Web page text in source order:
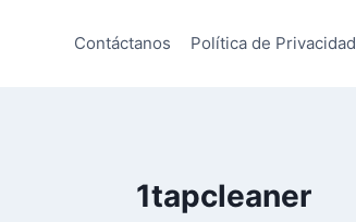
Contáctanos Política de Privacidad
1tapcleaner